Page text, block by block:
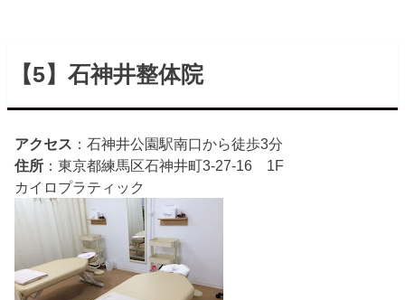
【5】石神井整体院
アクセス ：石神井公園駅南口から徒歩3分
住所 ：東京都練馬区石神井町3-27-16 1F
カイロプラティック